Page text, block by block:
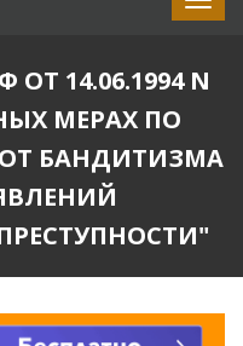
14.06.1994 N
МЕРАХ ПО
БАНДИТИЗМА